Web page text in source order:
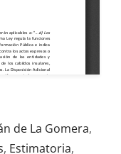
de La Gomera,
, Estimatoria,